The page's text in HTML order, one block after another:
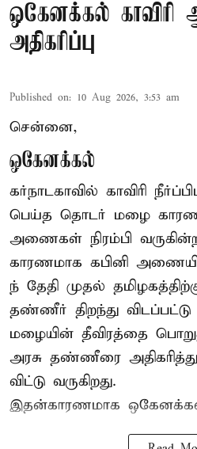
ஒகேனக்கல் காவிரி
அதிகரிப்பு
Published on: 10 Aug 2026, 3:53 am
சென்னை,
ஒகேனக்கல்
கர்நாடகாவில் காவிரி
பெய்த தொடர் மழை
அணைகள் நிரம்பி
காரணமாக கபினி
ந் தேதி முதல்
தண்ணீர் திறந்து விடப்பட்டு
மழையின் தீவிரத்தை
அரசு தண்ணீரை
விட்டு வருகிறது.
இதன்காரணமாக